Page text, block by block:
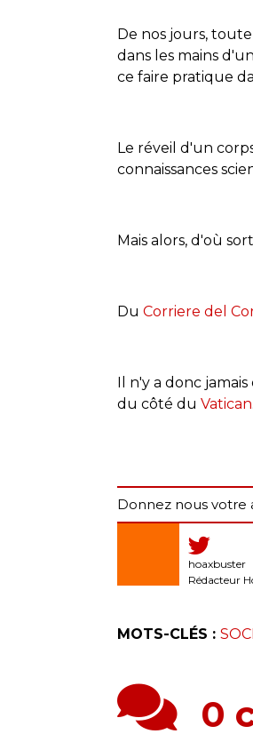
De nos jours,
dans les mains d'un
ce faire pratique
Le réveil d'un
connaissances
Mais alors, d'où
Du Corriere del
Il n'y a donc
du côté du Vatican
Donnez nous votre
hoaxbuster
Rédacteur
MOTS-CLÉS :
0